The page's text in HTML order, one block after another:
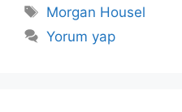
Etiketler
Morgan Housel
Yorum yap